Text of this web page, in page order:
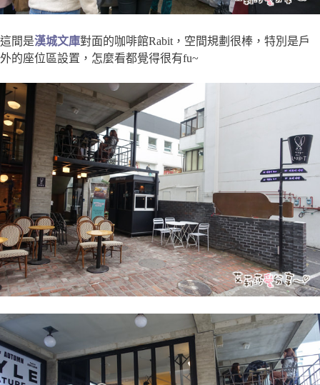
這間是漢城文庫對面的咖啡館Rabit，空間規劃很棒，特別是戶
外的座位區設置，怎麼看都覺得很有fu~